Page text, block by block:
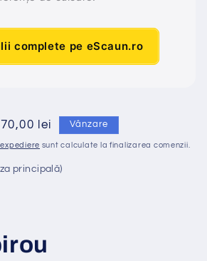
complete pe eScaun.ro
lei Vânzare
sunt calculate la finalizarea comenzii.
principală)